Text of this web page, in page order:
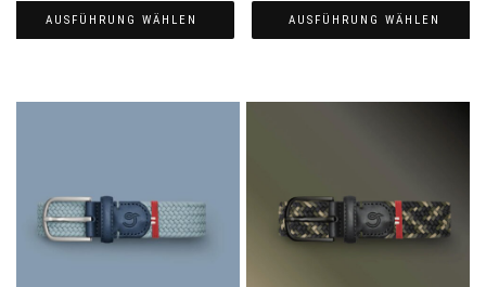
AUSFÜHRUNG WÄHLEN
weist
Optionen
können
auf
AUSFÜHRUNG WÄHLEN
weist
Optionen
können